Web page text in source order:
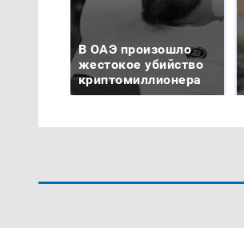
В ОАЭ произошло
жестокое убийство
криптомиллионера